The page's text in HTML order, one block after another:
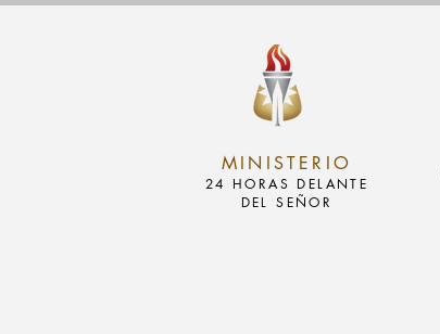
MINISTERIO
24 HORAS DELANTE
DEL SEÑOR